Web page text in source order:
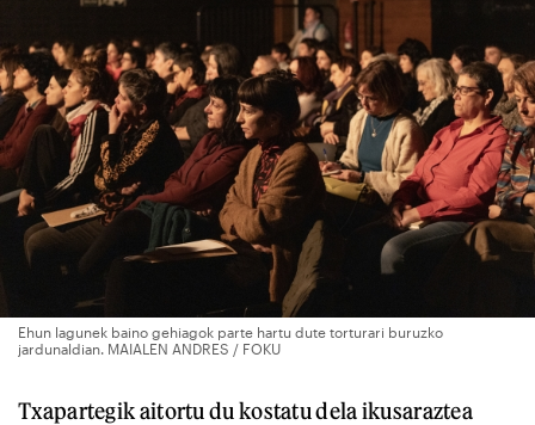
Ehun lagunek baino gehiagok parte hartu dute torturari buruzko
jardunaldian. MAIALEN ANDRES / FOKU
Txapartegik aitortu du kostatu dela ikusaraztea